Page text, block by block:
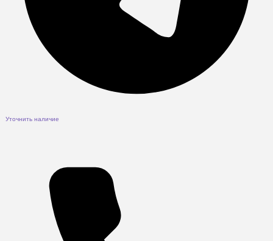
Уточнить наличие